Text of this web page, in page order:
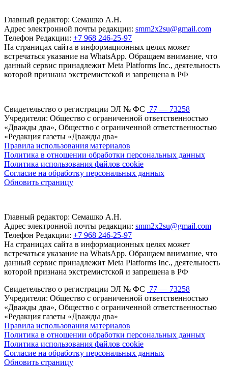
Главный редактор: Семашко А.Н.
Адрес электронной почты редакции: smm2x2su@gmail.com
Телефон Редакции: +7 968 246-25-97
На страницах сайта в информационных целях может
встречаться указание на WhatsApp. Обращаем внимание, что
данный сервис принадлежит Meta Platforms Inc., деятельность
которой признана экстремистской и запрещена в РФ
Свидетельство о регистрации ЭЛ № ФС 77 — 73258
Учредители: Общество с ограниченной ответственностью
«Дважды два», Общество с ограниченной ответственностью
«Редакция газеты «Дважды два»
Правила использования материалов
Политика в отношении обработки персональных данных
Политика использования файлов cookie
Согласие на обработку персональных данных
Обновить страницу
Главный редактор: Семашко А.Н.
Адрес электронной почты редакции: smm2x2su@gmail.com
Телефон Редакции: +7 968 246-25-97
На страницах сайта в информационных целях может
встречаться указание на WhatsApp. Обращаем внимание, что
данный сервис принадлежит Meta Platforms Inc., деятельность
которой признана экстремистской и запрещена в РФ
Свидетельство о регистрации ЭЛ № ФС 77 — 73258
Учредители: Общество с ограниченной ответственностью
«Дважды два», Общество с ограниченной ответственностью
«Редакция газеты «Дважды два»
Правила использования материалов
Политика в отношении обработки персональных данных
Политика использования файлов cookie
Согласие на обработку персональных данных
Обновить страницу